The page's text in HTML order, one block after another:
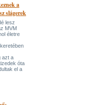
a
slágerek
lesz
MVM
életre
azt a
óta
el a